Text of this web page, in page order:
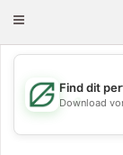
Toggle
💖
Find dit
Download